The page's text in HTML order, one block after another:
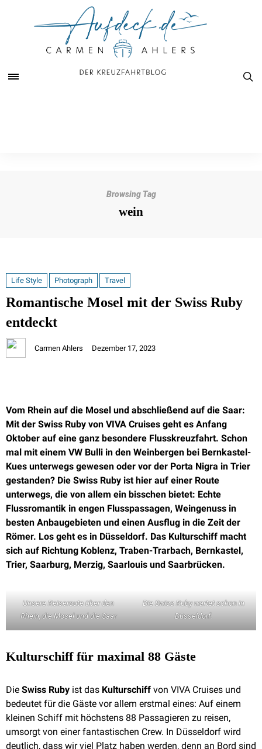
Browsing Tag
wein
Life Style Photograph Travel
Romantische Mosel mit der Swiss Ruby
entdeckt
Carmen Ahlers Dezember 17, 2023
Vom Rhein auf die Mosel und abschließend auf die Saar:
Mit der Swiss Ruby von VIVA Cruises geht es Anfang
Oktober auf eine ganz besondere Flusskreuzfahrt. Schon
mal mit einem VW Bulli in den Weinbergen bei Bernkastel-
Kues unterwegs gewesen oder vor der Porta Nigra in Trier
gestanden? Die Swiss Ruby ist hier auf einer Route
unterwegs, die von allem ein bisschen bietet: Echte
Flussromantik in engen Flusspassagen, Weingenuss in
besten Anbaugebieten und einen Ausflug in die Zeit der
Römer. Los geht es in Düsseldorf. Das Kulturschiff macht
sich auf Richtung Koblenz, Traben-Trarbach, Bernkastel,
Trier, Saarburg, Merzig, Saarlouis und Saarbrücken.
Unsere Reiseroute über den
Rhein, die Mosel und die Saar
Die Swiss Ruby wartet schon in
Düsseldorf.
Kulturschiff für maximal 88 Gäste
Die Swiss Ruby ist das Kulturschiff von VIVA Cruises und
bedeutet für die Gäste vor allem erstmal eines: Auf einem
kleinen Schiff mit höchstens 88 Passagieren zu reisen,
umsorgt von einer fantastischen Crew. In Düsseldorf wird
deutlich, dass wir viel Platz haben werden, denn an Bord sind